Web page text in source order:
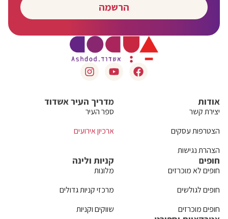
הרשמה
אודות
יצירת קשר
הצטרפות עסקים
הצהרת נגישות
מדריך העיר אשדוד
ספר העיר
ארכיון אירועים
חופים
חופים לא מוכרזים
חופים לגולשים
חופים מוכרזים
קניות ולינה
מלונות
מרכזי קניות גדולים
שווקים וקניות